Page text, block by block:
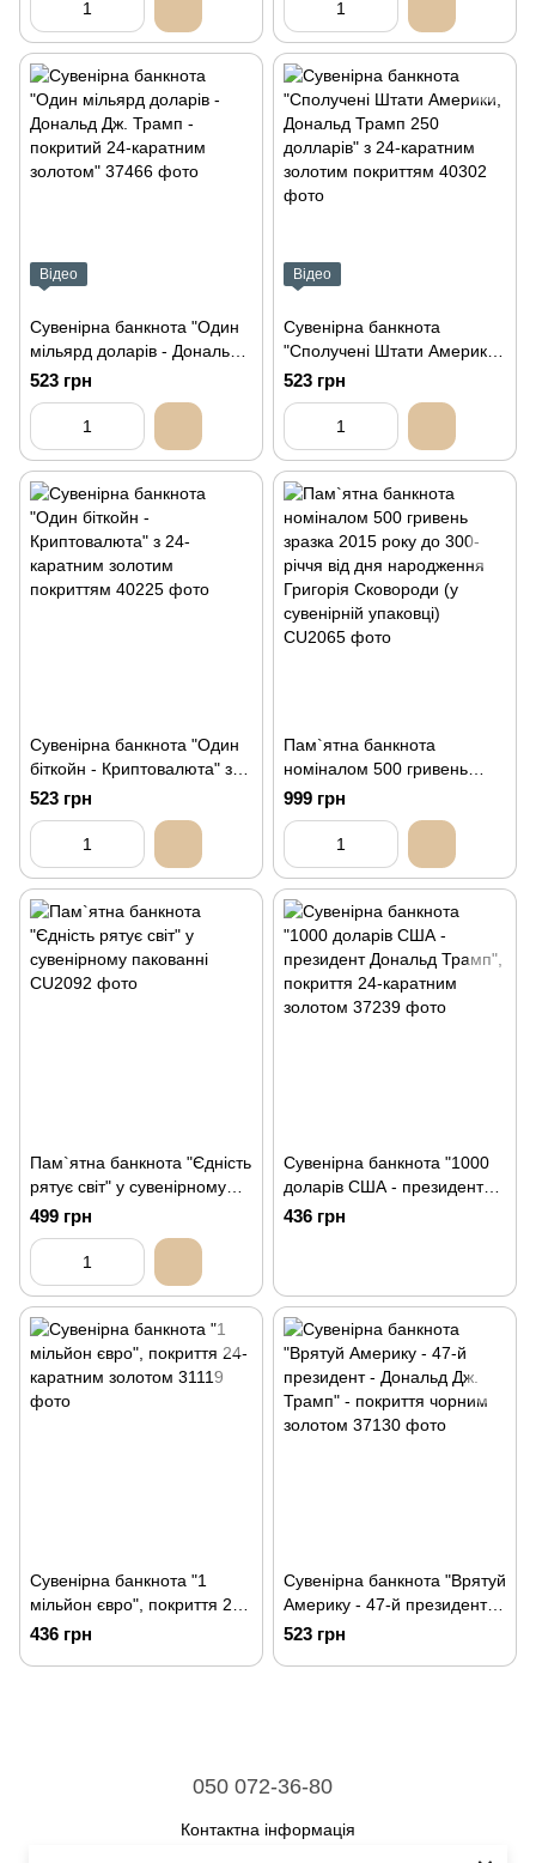
Відео
Сувенірна банкнота "Один
мільярд доларів - Дональд
Дж. Трамп - покритий 24-
каратним золотом"
523 грн
Відео
Сувенірна банкнота
"Сполучені Штати Америки,
Дональд Трамп 250
долларів" з 24-каратним
золотим покриттям
523 грн
Сувенірна банкнота "Один
біткойн - Криптовалюта" з
24-каратним золотим
покриттям
523 грн
Пам`ятна банкнота
номіналом 500 гривень
зразка 2015 року до 300-
річчя від дня народження
Григорія Сковороди (у
сувенірній упаковці)
999 грн
Пам`ятна банкнота "Єдність
рятує світ" у сувенірному
пакованні
499 грн
Сувенірна банкнота "1000
доларів США - президент
Дональд Трамп", покриття
436 грн
Сувенірна банкнота "1
мільйон євро", покриття 24-
каратним золотом
436 грн
Сувенірна банкнота "Врятуй
Америку - 47-й президент -
Дональд Дж. Трамп" -
523 грн
050 072-36-80
Контактна інформація